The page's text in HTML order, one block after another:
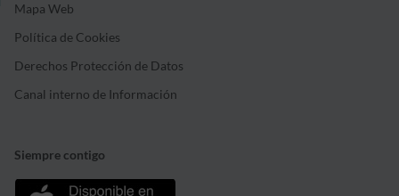
Mapa Web
Política de Cookies
Derechos Protección de Datos
Canal interno de Información
Siempre contigo